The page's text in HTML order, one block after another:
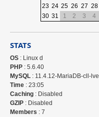
23 24 25 26 27 28
30 31 1 2 3 4
STATS
OS : Linux d
PHP : 5.6.40
MySQL : 11.4.12-MariaDB-cll-lve
Time : 23:05
Caching : Disabled
GZIP : Disabled
Members : 7